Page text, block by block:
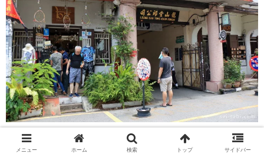
チケットは、ミャンマーの寺院なんかと同じ、シール型。
メニュー ホーム 検索 トップ サイドバー